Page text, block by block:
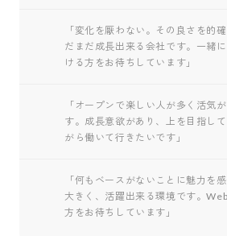
「変化を厭わない。その良さを的
だまだ成長出来る会社です。一緒
ける方をお待ちしています」
「オープンで楽しい人が多く活気
す。成長意欲があり、上を目指し
がら働いて行きたいです」
「何もベースがないことに魅力を
大きく、活躍出来る環境です。
方をお待ちしています」